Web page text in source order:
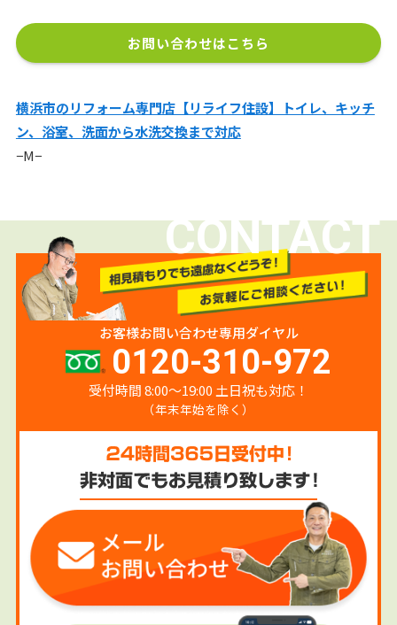
お問い合わせはこちら
横浜市のリフォーム専門店【リライフ住設】トイレ、キッチ
ン、浴室、洗面から水洗交換まで対応
−M−
CONTACT
お客様お問い合わせ専用ダイヤル
0120-310-972
受付時間 8:00〜19:00 土日祝も対応！
（年末年始を除く）